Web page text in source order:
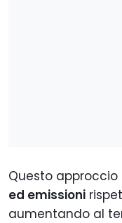
Questo
ed emissioni
aumentando al